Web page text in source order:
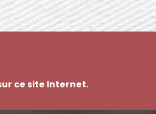
ce site Internet.